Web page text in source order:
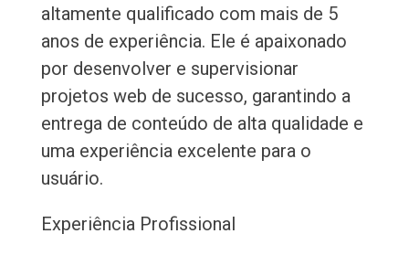
altamente qualificado com mais de 5
anos de experiência. Ele é apaixonado
por desenvolver e supervisionar
projetos web de sucesso, garantindo a
entrega de conteúdo de alta qualidade e
uma experiência excelente para o
usuário.
Experiência Profissional